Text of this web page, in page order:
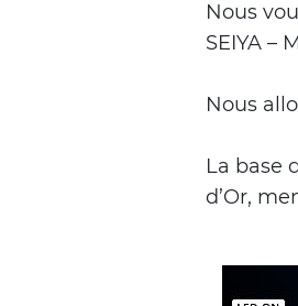
Nous
SEIYA –
Nous
La base
d’Or,